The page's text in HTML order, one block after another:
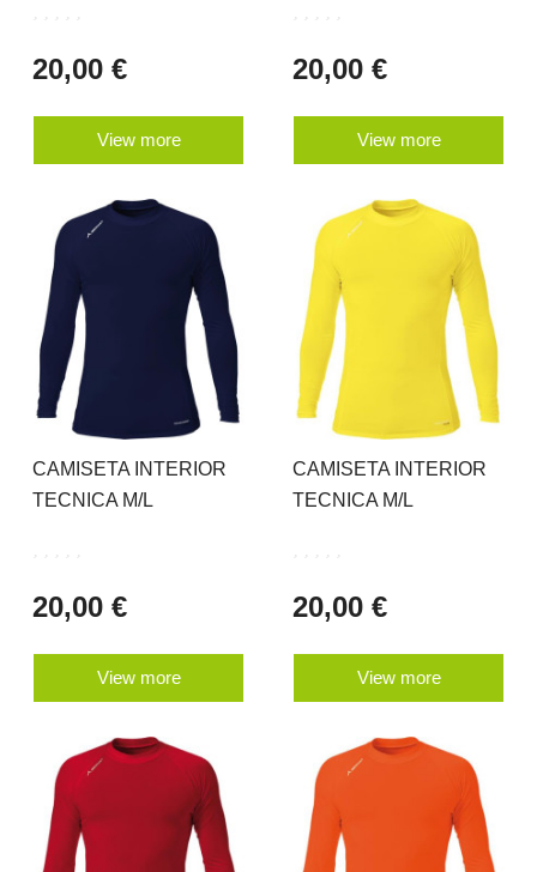
20,00 €
View more
20,00 €
View more
CAMISETA INTERIOR
TECNICA M/L
20,00 €
View more
CAMISETA INTERIOR
TECNICA M/L
20,00 €
View more